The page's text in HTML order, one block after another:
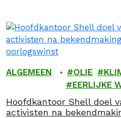
ALGEMEEN OLIE
EERLIJKE
Hoofdkantoor Shell doel
activisten na